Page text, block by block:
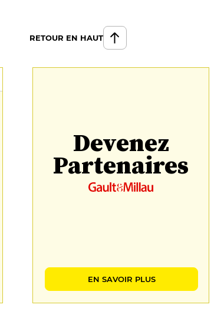
RETOUR EN HAUT
Devenez
Partenaires
EN SAVOIR PLUS